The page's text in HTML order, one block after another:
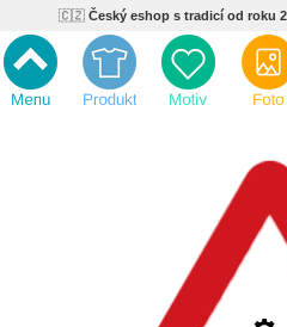
🇨🇿 Český eshop s tradicí od roku
Ekologický a zdravotně
💡Inovativní výroba vlastní
Rychlé dodání
jsme
Český eshop s tradicí od roku